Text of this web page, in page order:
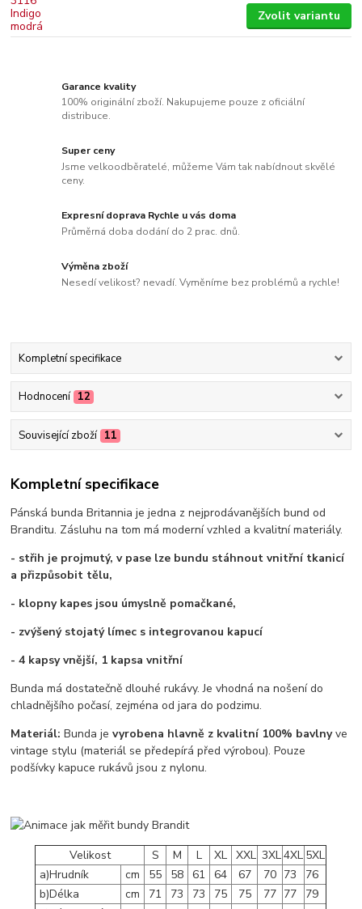
Zvolit variantu
Garance kvality
100% originální zboží. Nakupujeme pouze z oficiální
distribuce.
Super ceny
Jsme velkoodběratelé, můžeme Vám tak nabídnout skvělé
ceny.
Expresní doprava Rychle u vás doma
Průměrná doba dodání do 2 prac. dnů.
Výměna zboží
Nesedí velikost? nevadí. Vyměníme bez problémů a rychle!
Kompletní specifikace
Hodnocení 12
Související zboží 11
Kompletní specifikace
Pánská bunda Britannia je jedna z nejprodávanějších bund od
Branditu. Zásluhu na tom má moderní vzhled a kvalitní materiály.
- střih je projmutý, v pase lze bundu stáhnout vnitřní tkanicí
a přizpůsobit tělu,
- klopny kapes jsou úmyslně pomačkané,
- zvýšený stojatý límec s integrovanou kapucí
- 4 kapsy vnější, 1 kapsa vnitřní
Bunda má dostatečně dlouhé rukávy. Je vhodná na nošení do
chladnějšího počasí, zejména od jara do podzimu.
Materiál: Bunda jevyrobena hlavně z kvalitní 100% bavlnyve
vintage stylu (materiál se předepírá před výrobou). Pouze
podšívky kapuce rukávů jsou z nylonu.
Velikost S M L XL XXL 3XL4XL 5XL
a)Hrudník
cm 55 58 61 64 67 70 73
76
b)Délka
cm 71 73 73 75 75 77 77
79